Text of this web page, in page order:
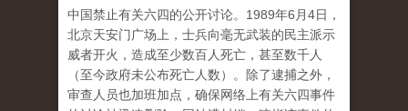
中国禁止有关六四的公开讨论。1989年6月4日，
北京天安门广场上，士兵向毫无武装的民主派示
威者开火，造成至少数百人死亡，甚至数千人
（至今政府未公布死亡人数）。除了逮捕之外，
审查人员也加班加点，确保网络上有关六四事件